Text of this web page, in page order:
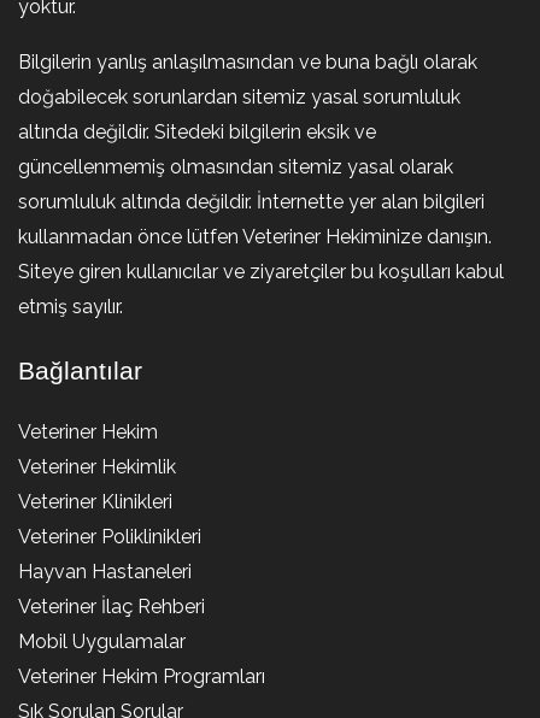
yoktur.
Bilgilerin yanlış anlaşılmasından ve buna bağlı olarak
doğabilecek sorunlardan sitemiz yasal sorumluluk
altında değildir. Sitedeki bilgilerin eksik ve
güncellenmemiş olmasından sitemiz yasal olarak
sorumluluk altında değildir. İnternette yer alan bilgileri
kullanmadan önce lütfen Veteriner Hekiminize danışın.
Siteye giren kullanıcılar ve ziyaretçiler bu koşulları kabul
etmiş sayılır.
Bağlantılar
Veteriner Hekim
Veteriner Hekimlik
Veteriner Klinikleri
Veteriner Poliklinikleri
Hayvan Hastaneleri
Veteriner İlaç Rehberi
Mobil Uygulamalar
Veteriner Hekim Programları
Sık Sorulan Sorular